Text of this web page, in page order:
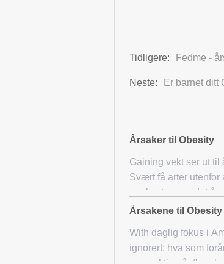
Tidligere: Fedme -
Neste: Er barnet ditt
Årsaker til Obesity
Gaining vekt ser ut
Svært få arter utenfor
øyekast synes det å
Årsakene til Obesity
With daglig fokus i
ignorert: hva som